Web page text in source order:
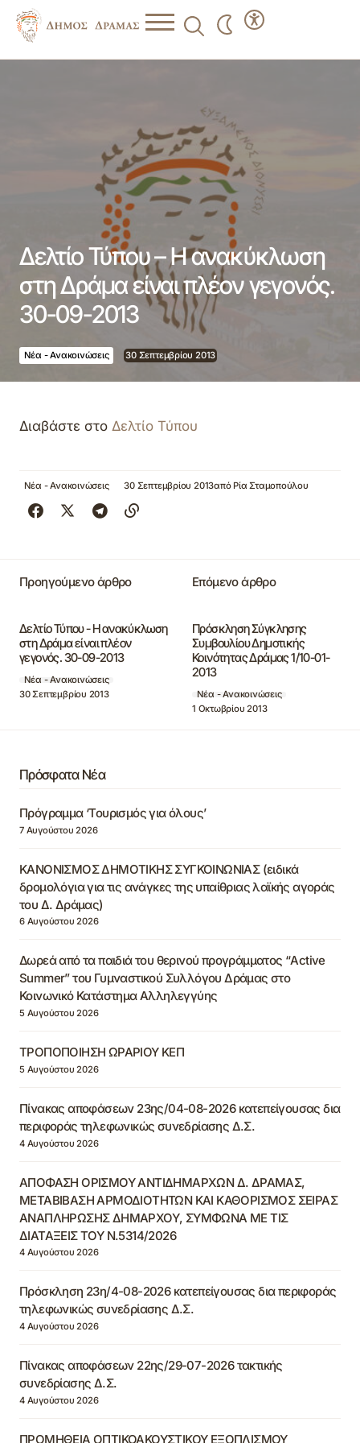
Δελτίο Τύπου – Η ανακύκλωση
στη Δράμα είναι πλέον γεγονός.
30-09-2013
Νέα - Ανακοινώσεις 30 Σεπτεμβρίου 2013
Διαβάστε στο Δελτίο Τύπου
Νέα - Ανακοινώσεις 30 Σεπτεμβρίου 2013από Ρία Σταμοπούλου
Προηγούμενο άρθρο
Δελτίο Τύπου - Η ανακύκλωση
στη Δράμα είναι πλέον
γεγονός. 30-09-2013
Νέα - Ανακοινώσεις
30 Σεπτεμβρίου 2013
Επόμενο άρθρο
Πρόσκληση Σύγκλησης
Συμβουλίου Δημοτικής
Κοινότητας Δράμας 1/10-01-
2013
Νέα - Ανακοινώσεις
1 Οκτωβρίου 2013
Πρόσφατα Νέα
Πρόγραμμα ‘Τουρισμός για όλους’
7 Αυγούστου 2026
ΚΑΝΟΝΙΣΜΟΣ ΔΗΜΟΤΙΚΗΣ ΣΥΓΚΟΙΝΩΝΙΑΣ (ειδικά
δρομολόγια για τις ανάγκες της υπαίθριας λαϊκής αγοράς
του Δ. Δράμας)
6 Αυγούστου 2026
Δωρεά από τα παιδιά του θερινού προγράμματος “Active
Summer” του Γυμναστικού Συλλόγου Δράμας στο
Κοινωνικό Κατάστημα Αλληλεγγύης
5 Αυγούστου 2026
ΤΡΟΠΟΠΟΙΗΣΗ ΩΡΑΡΙΟΥ ΚΕΠ
5 Αυγούστου 2026
Πίνακας αποφάσεων 23ης/04-08-2026 κατεπείγουσας δια
περιφοράς τηλεφωνικώς συνεδρίασης Δ.Σ.
4 Αυγούστου 2026
ΑΠΟΦΑΣΗ ΟΡΙΣΜΟΥ ΑΝΤΙΔΗΜΑΡΧΩΝ Δ. ΔΡΑΜΑΣ,
ΜΕΤΑΒΙΒΑΣΗ ΑΡΜΟΔΙΟΤΗΤΩΝ ΚΑΙ ΚΑΘΟΡΙΣΜΟΣ ΣΕΙΡΑΣ
ΑΝΑΠΛΗΡΩΣΗΣ ΔΗΜΑΡΧΟΥ, ΣΥΜΦΩΝΑ ΜΕ ΤΙΣ
ΔΙΑΤΑΞΕΙΣ ΤΟΥ Ν.5314/2026
4 Αυγούστου 2026
Πρόσκληση 23η/4-08-2026 κατεπείγουσας δια περιφοράς
τηλεφωνικώς συνεδρίασης Δ.Σ.
4 Αυγούστου 2026
Πίνακας αποφάσεων 22ης/29-07-2026 τακτικής
συνεδρίασης Δ.Σ.
4 Αυγούστου 2026
ΠΡΟΜΗΘΕΙΑ ΟΠΤΙΚΟΑΚΟΥΣΤΙΚΟΥ ΕΞΟΠΛΙΣΜΟΥ